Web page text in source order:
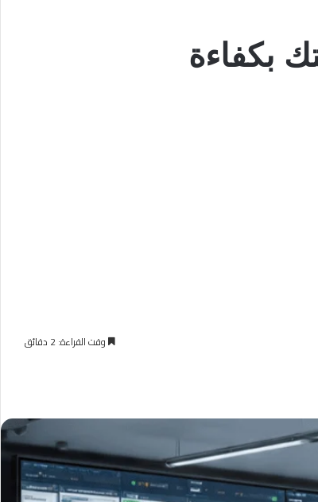
بكفاءة
وقت القراءة: 2 دقائق